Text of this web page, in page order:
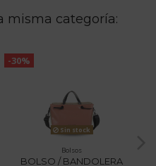
misma categoría:
-30%
Sin stock
Bolsos
BOLSO / BANDOLERA